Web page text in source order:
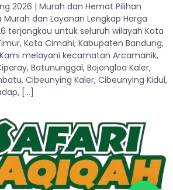
2026 | Murah dan Hemat Pilihan
dan Layanan Lengkap Harga
terjangkau untuk seluruh wilayah Kota
Kota Cimahi, Kabupaten Bandung,
melayani kecamatan Arcamanik,
Batununggal, Bojongloa Kaler,
Cibeunying Kaler, Cibeunying Kidul,
[…]